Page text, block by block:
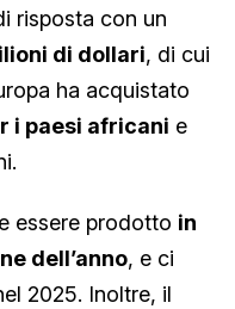
risposta con un
di dollari, di cui
ha acquistato
i paesi africani e
essere prodotto in
dell’anno, e ci
2025. Inoltre, il